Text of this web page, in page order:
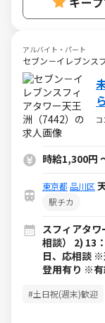
アルバイト・パート
セブン－イレブンス
コ
時給1,300円
東京都 品川区
駅チカ
スフィアタ
相談） 2) 13
日、応相談
登用有り ※有
#土日祝(週末)歓迎